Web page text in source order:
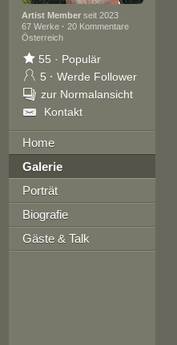
Artist Memberseit 2023
67 Werke · 20 Kommentare
Österreich
55 · Populär
5 · Werde Follower
zur Normalansicht
Kontakt
Home
Galerie
Porträt
Biografie
Gäste & Talk